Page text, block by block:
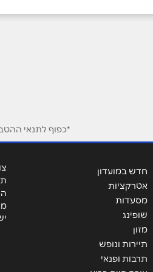
סולטן באשא אלאטרש
*כפוף לתנאי
חדש במועדון
אטרקציות
מסעדות
שופינג
מזון
תיירות ונופש
תרבות ופנאי